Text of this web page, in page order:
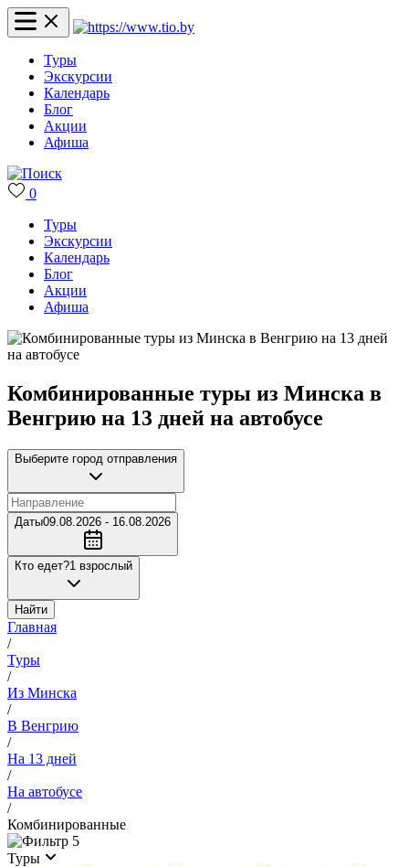
Туры
Экскурсии
Календарь
Блог
Акции
Афиша
0
Туры
Экскурсии
Календарь
Блог
Акции
Афиша
Комбинированные туры из Минска в
Венгрию на 13 дней на автобусе
Выберите город отправления
Даты09.08.2026 - 16.08.2026
Кто едет?1 взрослый
Найти
Главная
/
Туры
/
Из Минска
/
В Венгрию
/
На 13 дней
/
На автобусе
/
Комбинированные
5
Туры